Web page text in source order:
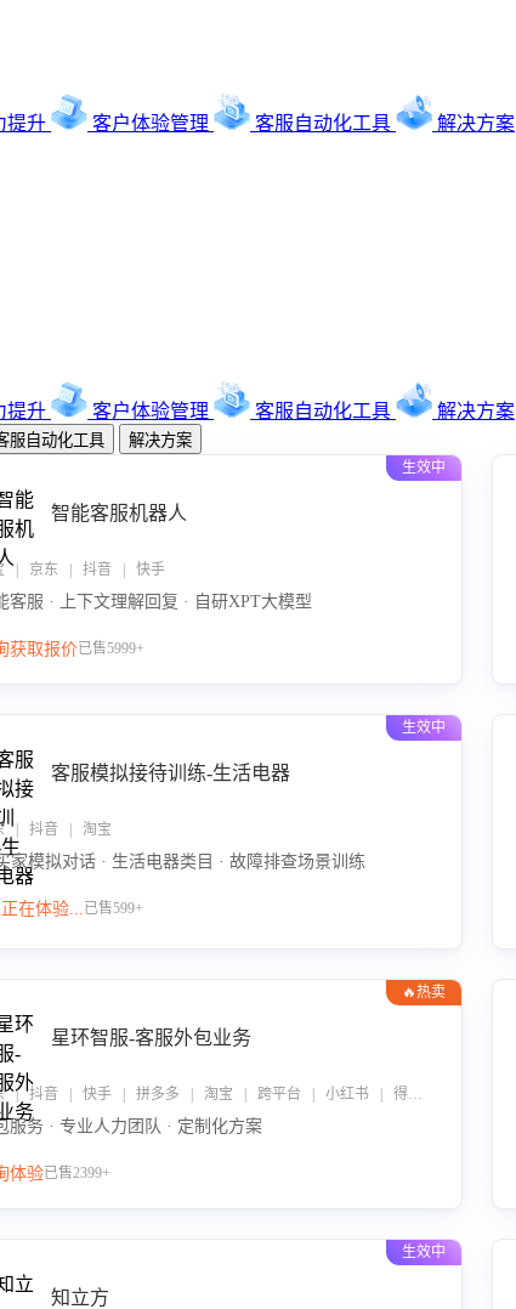
提升 客户体验管理 客服自动化工具 解决方案
提升 客户体验管理 客服自动化工具 解决方案
服自动化工具 解决方案
生效中
智能客服机器人
| 京东 | 抖音 | 快手
客服 · 上下文理解回复 · 自研XPT大模型
获取报价已售5999+
生效中
客服模拟接待训练-生活电器
| 抖音 | 淘宝
家模拟对话 · 生活电器类目 · 故障排查场景训练
在体验...已售599+
🔥热卖
星环智服-客服外包业务
京东 | 抖音 | 快手 | 拼多多 | 淘宝 | 跨平台 | 小红书 | 得物 | 企业微信
服务 · 专业人力团队 · 定制化方案
体验已售2399+
生效中
知立方